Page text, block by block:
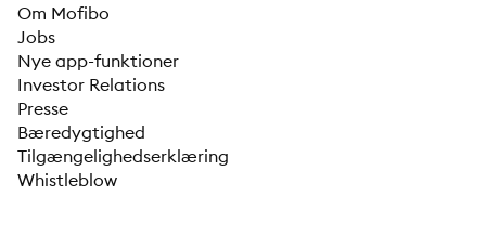
Om Mofibo
Jobs
Nye app-funktioner
Investor Relations
Presse
Bæredygtighed
Tilgængelighedserklæring
Whistleblow